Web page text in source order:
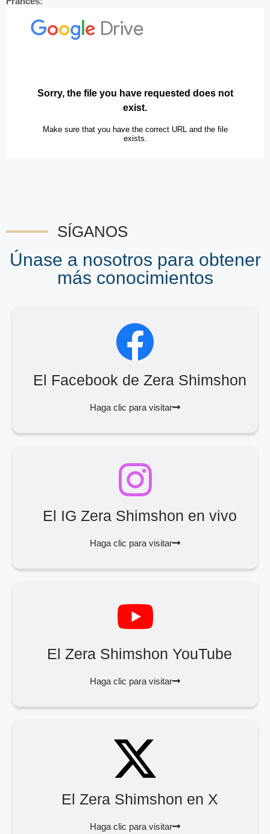
SÍGANOS
Únase a nosotros para obtener
más conocimientos
El Facebook de Zera Shimshon
Haga clic para visitar
El IG Zera Shimshon en vivo
Haga clic para visitar
El Zera Shimshon YouTube
Haga clic para visitar
El Zera Shimshon en X
Haga clic para visitar